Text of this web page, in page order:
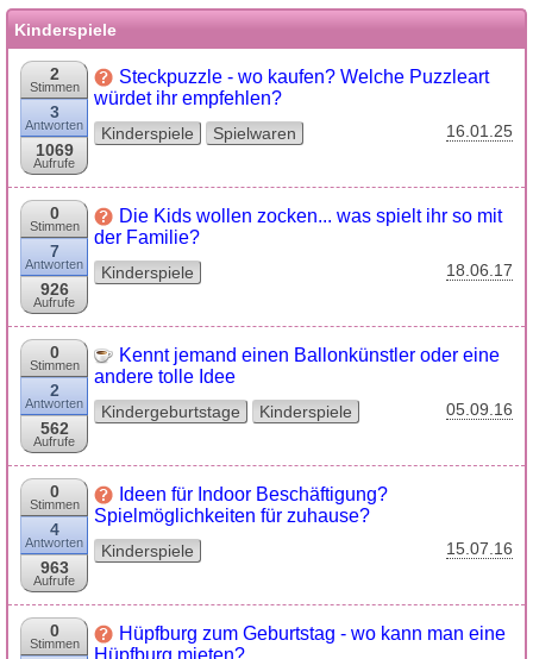
Kinderspiele
2
Stimmen
3
Antworten
1069
Aufrufe
Steckpuzzle - wo kaufen? Welche Puzzleart
würdet ihr empfehlen?
Kinderspiele Spielwaren 16.01.25
0
Stimmen
7
Antworten
926
Aufrufe
Die Kids wollen zocken... was spielt ihr so mit
der Familie?
Kinderspiele 18.06.17
0
Stimmen
2
Antworten
562
Aufrufe
Kennt jemand einen Ballonkünstler oder eine
andere tolle Idee
Kindergeburtstage Kinderspiele 05.09.16
0
Stimmen
4
Antworten
963
Aufrufe
Ideen für Indoor Beschäftigung?
Spielmöglichkeiten für zuhause?
Kinderspiele 15.07.16
0
Stimmen
Hüpfburg zum Geburtstag - wo kann man eine
Hüpfburg mieten?